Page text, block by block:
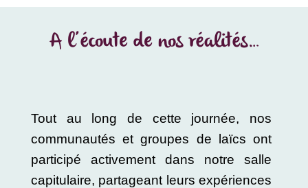
A l’écoute de nos réalités…
Tout au long de cette journée, nos
communautés et groupes de laïcs ont
participé activement dans notre salle
capitulaire, partageant leurs expériences